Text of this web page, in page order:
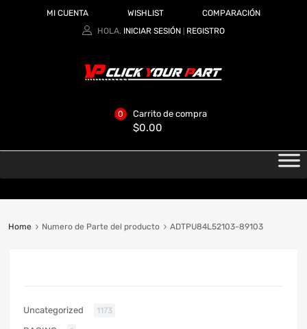
MI CUENTA WISHLIST
COMPARACIÓN
HOLA. INICIAR SESIÓN REGISTRO
Carrito de compra
$0.00
0
Home Numero de Parte del producto ADTPU84L52103-89103
Uncategorized 1173